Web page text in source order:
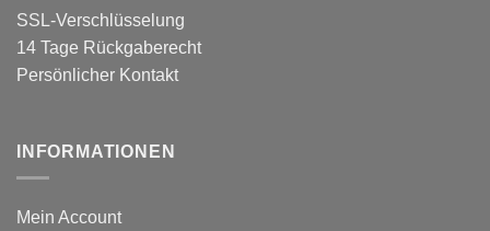
SSL-Verschlüsselung
14 Tage Rückgaberecht
Persönlicher Kontakt
INFORMATIONEN
Mein Account